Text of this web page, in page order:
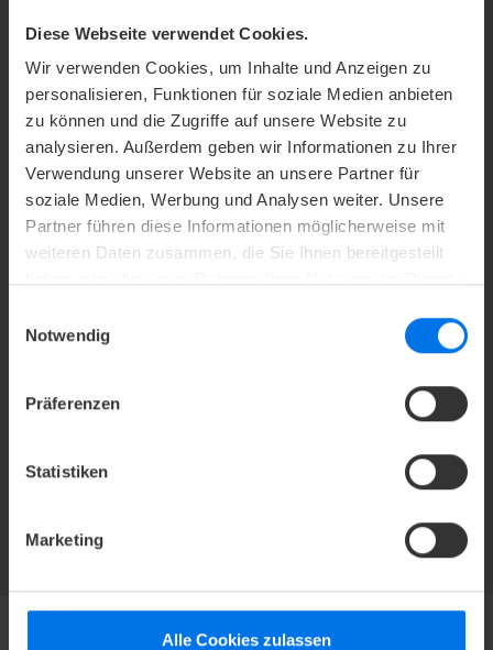
Diese Webseite verwendet Cookies.
Wir verwenden Cookies, um Inhalte und Anzeigen zu
personalisieren, Funktionen für soziale Medien anbieten
zu können und die Zugriffe auf unsere Website zu
analysieren. Außerdem geben wir Informationen zu Ihrer
Verwendung unserer Website an unsere Partner für
soziale Medien, Werbung und Analysen weiter. Unsere
Partner führen diese Informationen möglicherweise mit
weiteren Daten zusammen, die Sie Ihnen bereitgestellt
Notwendig
Präferenzen
Statistiken
Marketing
Alle Cookies zulassen
1. OG, mit
überdachte
Terrasse,
raumhohe
Fensterfronten